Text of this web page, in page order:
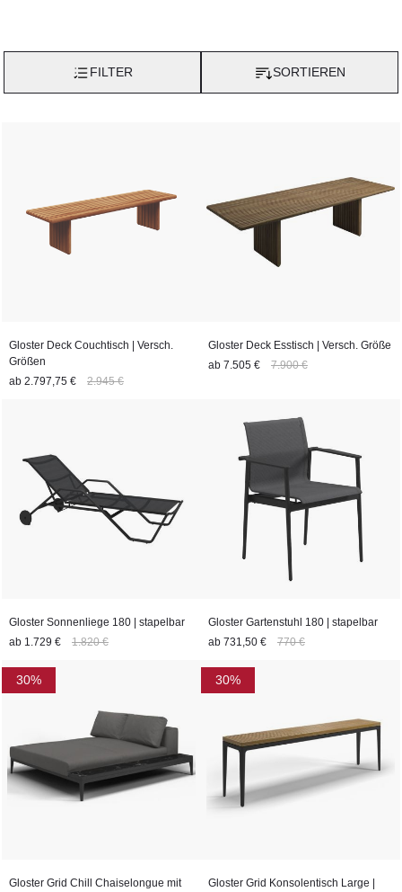
Designern sowie Entwicklern und Handwerkern.
Villa Schmidt ermöglicht Ihnen eine Beratung mitten in der
GLOSTER-Welt: Auf Wunsch werden Sie im Großraum
Hamburg kostenlos mit einer Luxuslimousine zum GLOSTER-
im Online-Shop bestellen.
FILTER SORTIEREN
Gloster Deck Couchtisch | Versch.
Größen
ab 2.797,75 € 2.945 €
Gloster Deck Esstisch | Versch. Größe
ab 7.505 € 7.900 €
Gloster Sonnenliege 180 | stapelbar
ab 1.729 € 1.820 €
Gloster Gartenstuhl 180 | stapelbar
ab 731,50 € 770 €
30%
Gloster Grid Chill Chaiselongue mit
30%
Gloster Grid Konsolentisch Large |